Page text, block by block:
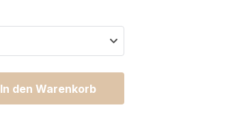
In den Warenkorb